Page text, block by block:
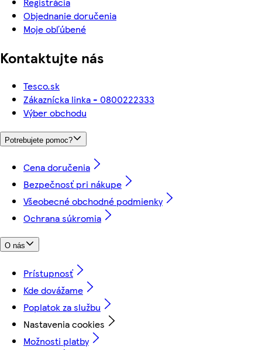
Objednanie doručenia
Moje obľúbené
Kontaktujte nás
Tesco.sk
Zákaznícka linka - 0800222333
Výber obchodu
Potrebujete pomoc?
Cena doručenia
Bezpečnosť pri nákupe
Všeobecné obchodné podmienky
Ochrana súkromia
O nás
Prístupnosť
Kde dovážame
Poplatok za službu
Nastavenia cookies
Možnosti platby